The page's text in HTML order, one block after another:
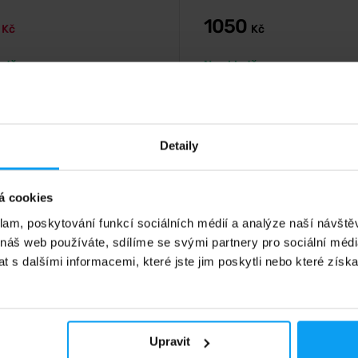
Detaily
cookies
poskytování funkcí sociálních médií a analýze naší
web používáte, sdílíme se svými partnery pro sociální
s dalšími informacemi, které jste jim poskytli nebo které
Upravit
Kč 1050 Kč
Na skladě
75 kapslí
obohacená o mangan.
Mega MSM 100 kapslí
MSM (metylsulfonylmetan) v